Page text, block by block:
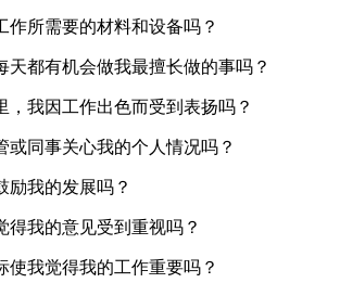
作所需要的材料和设备吗？
天都有机会做我最擅长做的事吗？
，我因工作出色而受到表扬吗？
或同事关心我的个人情况吗？
励我的发展吗？
得我的意见受到重视吗？
使我觉得我的工作重要吗？